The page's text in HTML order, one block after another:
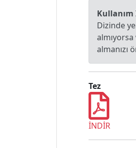
Kullanım
Dizinde
almanızı
Tez
İNDİR